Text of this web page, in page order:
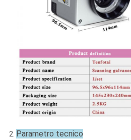
2. Parametro tecnico